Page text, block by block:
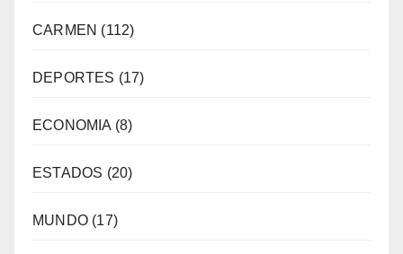
CARMEN (112)
DEPORTES (17)
ECONOMIA (8)
ESTADOS (20)
MUNDO (17)